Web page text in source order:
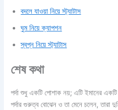
বদলে যাওয়া নিয়ে স্ট্যাটাস
ঘুম নিয়ে ক্যাপশন
স্বপ্ন নিয়ে স্ট্যাটাস
শেষ কথা
পর্দা শুধু একটি পোশাক নয়; এটি ইমানের
পর্দার গুরুত্ব বোঝেন ও তা মেনে চলেন, তারা